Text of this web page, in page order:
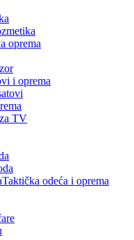
oprema
i oprema
TV
Taktička odeća i oprema